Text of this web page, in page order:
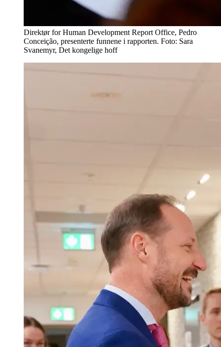
Direktør for Human Development Report Office, Pedro
Conceição, presenterte funnene i rapporten. Foto: Sara
Svanemyr, Det kongelige hoff